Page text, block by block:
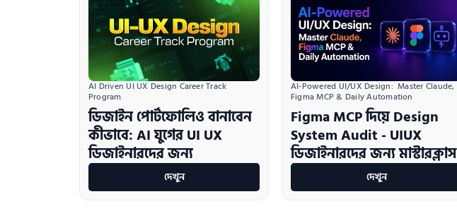
AI Driven UI UX Design Career Track
Program
ডিজাইন পোর্টফোলিও বানাবেন
কীভাবে: AI যুগের UI UX
ডিজাইনারদের জন্য
দেখুন
AI-Powered UI/UX Design:  Master Claude,
Figma MCP & Daily Automation
Figma MCP দিয়ে Design
System Audit - UIUX
ডিজাইনারদের জন্য মাস্টারক্লাস
দেখুন